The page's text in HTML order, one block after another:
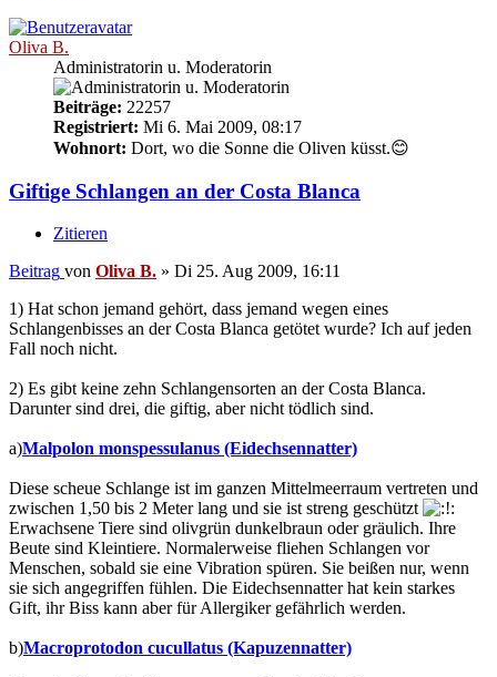
Oliva B.
Administratorin u. Moderatorin
Beiträge: 22257
Registriert: Mi 6. Mai 2009, 08:17
Wohnort: Dort, wo die Sonne die Oliven küsst.😊
Giftige Schlangen an der Costa Blanca
Zitieren
Beitrag von Oliva B. » Di 25. Aug 2009, 16:11
1) Hat schon jemand gehört, dass jemand wegen eines
Schlangenbisses an der Costa Blanca getötet wurde? Ich auf jeden
Fall noch nicht.
2) Es gibt keine zehn Schlangensorten an der Costa Blanca.
Darunter sind drei, die giftig, aber nicht tödlich sind.
a)Malpolon monspessulanus (Eidechsennatter)
Diese scheue Schlange ist im ganzen Mittelmeerraum vertreten und
zwischen 1,50 bis 2 Meter lang und sie ist streng geschützt
Erwachsene Tiere sind olivgrün dunkelbraun oder gräulich. Ihre
Beute sind Kleintiere. Normalerweise fliehen Schlangen vor
Menschen, sobald sie eine Vibration spüren. Sie beißen nur, wenn
sie sich angegriffen fühlen. Die Eidechsennatter hat kein starkes
Gift, ihr Biss kann aber für Allergiker gefährlich werden.
b)Macroprotodon cucullatus (Kapuzennatter)